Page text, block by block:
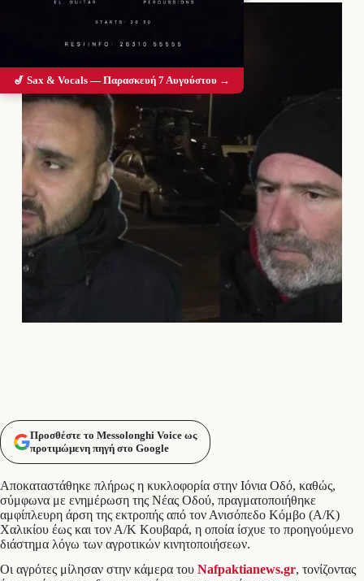
Προσθέστε το Messolonghi Voice ως
προτιμώμενη πηγή στο Google
Αποκαταστάθηκε πλήρως η κυκλοφορία στην Ιόνια Οδό, καθώς,
σύμφωνα με ενημέρωση της Νέας Οδού, πραγματοποιήθηκε
αμφίπλευρη άρση της εκτροπής από τον Ανισόπεδο Κόμβο (Α/Κ)
Χαλικίου έως και τον Α/Κ Κουβαρά, η οποία ίσχυε το προηγούμενο
διάστημα λόγω των αγροτικών κινητοποιήσεων.
Οι αγρότες μίλησαν στην κάμερα του Nafpaktianews.gr, τονίζοντας
🎷 Sax & Vocals — Παρασκευή 7 Αυγούστου →